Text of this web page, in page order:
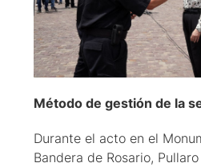
Método de gestión de la
Durante el acto en el
Bandera de Rosario,